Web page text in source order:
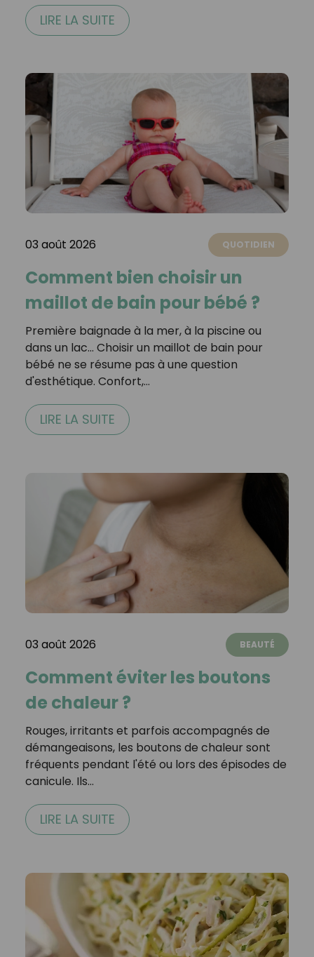
LIRE LA SUITE
03 août 2026 QUOTIDIEN
Comment bien choisir un
maillot de bain pour bébé ?
Première baignade à la mer, à la piscine ou
dans un lac… Choisir un maillot de bain pour
bébé ne se résume pas à une question
d'esthétique. Confort,…
LIRE LA SUITE
03 août 2026 BEAUTÉ
Comment éviter les boutons
de chaleur ?
Rouges, irritants et parfois accompagnés de
démangeaisons, les boutons de chaleur sont
fréquents pendant l'été ou lors des épisodes de
canicule. Ils…
LIRE LA SUITE